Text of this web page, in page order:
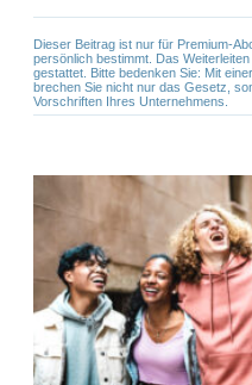
Dieser Beitrag ist nur für Premium-
persönlich bestimmt. Das
gestattet. Bitte bedenken Sie: Mit
brechen Sie nicht nur das Gesetz,
Vorschriften Ihres Unternehmens.